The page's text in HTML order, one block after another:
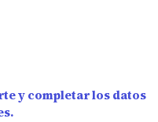
y completar los datos